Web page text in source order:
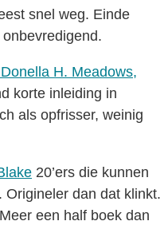
snel weg. Einde
H. Meadows,
korte inleiding in
als opfrisser, weinig
20’ers die kunnen
dan dat klinkt.
een half boek dan